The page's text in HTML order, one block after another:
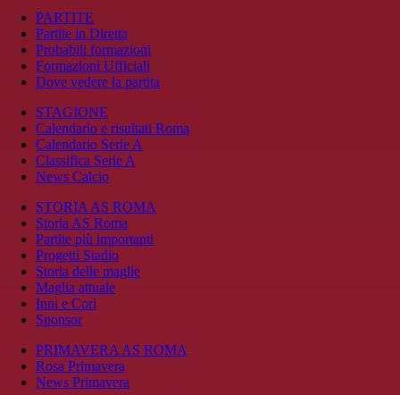
PARTITE
Partite in Diretta
Probabili formazioni
Formazioni Ufficiali
Dove vedere la partita
STAGIONE
Calendario e risultati Roma
Calendario Serie A
Classifica Serie A
News Calcio
STORIA AS ROMA
Storia AS Roma
Partite più importanti
Progetti Stadio
Storia delle maglie
Maglia attuale
Inni e Cori
Sponsor
PRIMAVERA AS ROMA
Rosa Primavera
News Primavera